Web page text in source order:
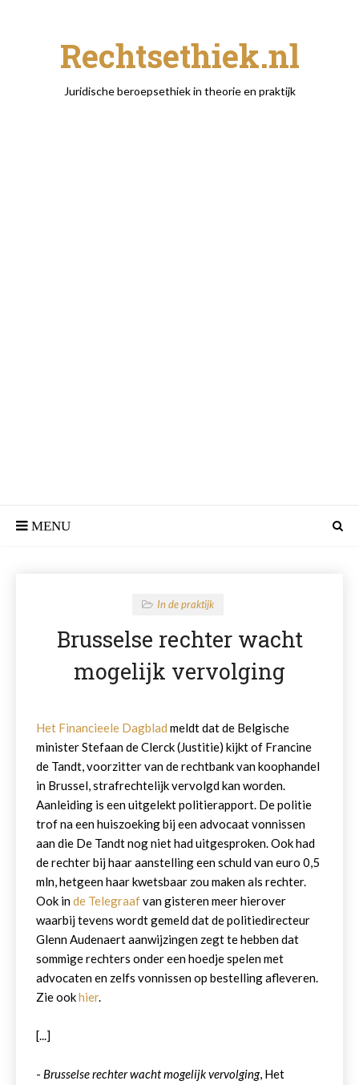
Rechtsethiek.nl
Juridische beroepsethiek in theorie en praktijk
In de praktijk
Brusselse rechter wacht
mogelijk vervolging
Het Financieele Dagblad meldt dat de Belgische
minister Stefaan de Clerck (Justitie) kijkt of Francine
de Tandt, voorzitter van de rechtbank van koophandel
in Brussel, strafrechtelijk vervolgd kan worden.
Aanleiding is een uitgelekt politierapport. De politie
trof na een huiszoeking bij een advocaat vonnissen
aan die De Tandt nog niet had uitgesproken. Ook had
de rechter bij haar aanstelling een schuld van euro 0,5
mln, hetgeen haar kwetsbaar zou maken als rechter.
Ook inde Telegraafvan gisteren meer hierover
waarbij tevens wordt gemeld dat de politiedirecteur
Glenn Audenaert aanwijzingen zegt te hebben dat
sommige rechters onder een hoedje spelen met
advocaten en zelfs vonnissen op bestelling afleveren.
Zie ookhier.
[...]
- Brusselse rechter wacht mogelijk vervolging, Het